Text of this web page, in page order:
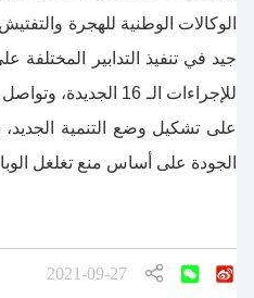
الوكالات الوطنية للهجرة
للإجراءات الـ 16
على تشكيل وضع التنمية الجديد،
الجودة على أساس منع تغلغل
2021-09-27